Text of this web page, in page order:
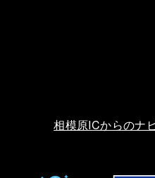
相模原ICからのナ